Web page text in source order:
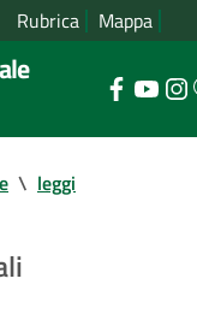
Rubrica Mappa
\ leggi